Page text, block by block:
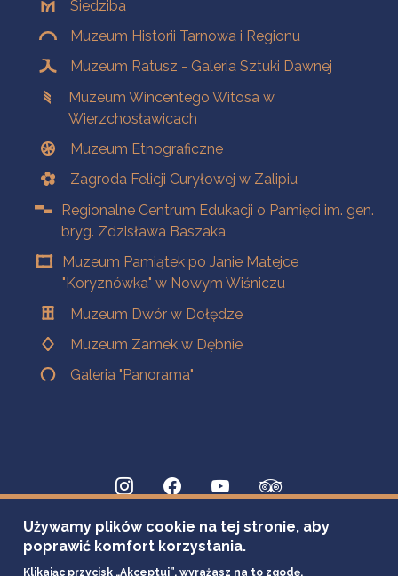
Siedziba
Muzeum Historii Tarnowa i Regionu
Muzeum Ratusz - Galeria Sztuki Dawnej
Muzeum Wincentego Witosa w
Wierzchosławicach
Muzeum Etnograficzne
Zagroda Felicji Curyłowej w Zalipiu
Regionalne Centrum Edukacji o Pamięci im. gen.
bryg. Zdzisława Baszaka
Muzeum Pamiątek po Janie Matejce
"Koryznówka" w Nowym Wiśniczu
Muzeum Dwór w Dołędze
Muzeum Zamek w Dębnie
Galeria "Panorama"
Używamy plików cookie na tej stronie, aby
poprawić komfort korzystania.
Klikając przycisk „Akceptuj”, wyrażasz na to zgodę.